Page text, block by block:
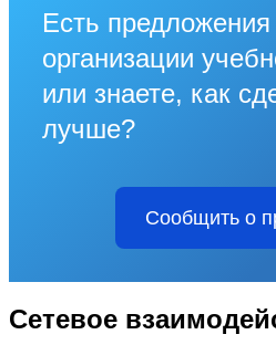
Есть
организации
или знаете, как
лучше?
Сообщить о
Сетевое